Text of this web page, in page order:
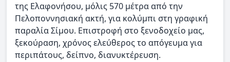
της Ελαφονήσου, μόλις 570 μέτρα από την
Πελοποννησιακή ακτή, για κολύμπι στη γραφική
παραλία Σίμου. Επιστροφή στο ξενοδοχείο μας,
ξεκούραση, χρόνος ελεύθερος το απόγευμα για
περιπάτους, δείπνο, διανυκτέρευση.